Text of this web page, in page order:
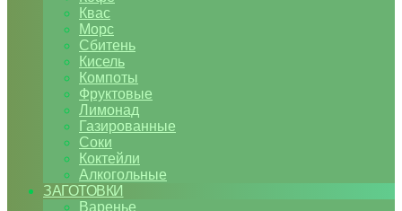
Квас
Морс
Сбитень
Кисель
Компоты
Фруктовые
Лимонад
Газированные
Соки
Коктейли
Алкогольные
ЗАГОТОВКИ
Варенье